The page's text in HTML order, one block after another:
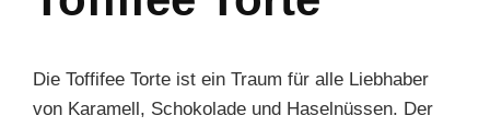
Die Toffifee Torte ist ein Traum für alle Liebhaber
von Karamell, Schokolade und Haselnüssen. Der